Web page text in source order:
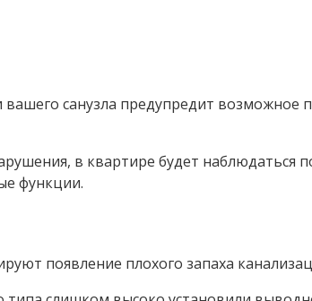
санузла предупредит возможное
в квартире будет
функции.
появление плохого запаха